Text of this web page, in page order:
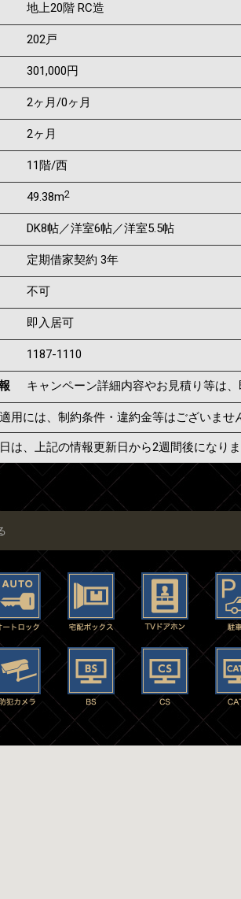
地上20階 RC造
202戸
301,000円
2ヶ月/0ヶ月
2ヶ月
11階/西
49.38m2
DK8帖／洋室6帖／洋室5.5帖
定期借家契約 3年
不可
即入居可
1187-1110
キャンペーン詳細内容やお見積り等は
用には、制約条件・違約金等はございませ
は、上記の情報更新日から2週間後になり